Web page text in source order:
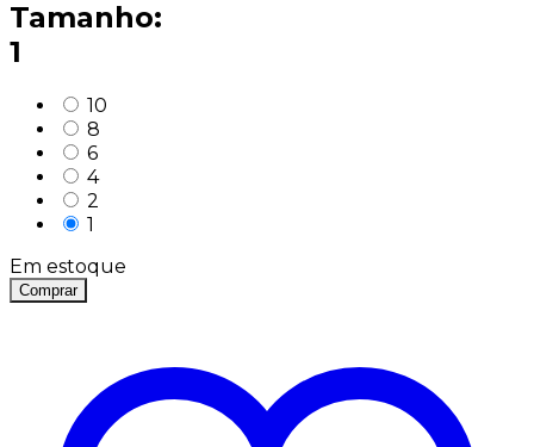
Tamanho:
1
10
8
6
4
2
1
Em estoque
Comprar